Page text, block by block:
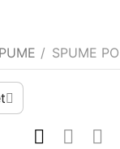
/ SPUME